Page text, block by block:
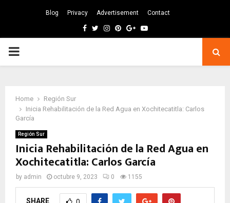
Blog Privacy Advertisement Contact
Facebook
TwitterInstagram
Pinterest
GoogleYoutube
PRIMARY
Home
Región Sur
Inicia Rehabilitación de la Red Agua en Xochitecatitla: Carlos
García
Región Sur
Inicia Rehabilitación de la Red Agua en
Xochitecatitla: Carlos García
by admin octubre 9, 2023 0 1155
SHARE